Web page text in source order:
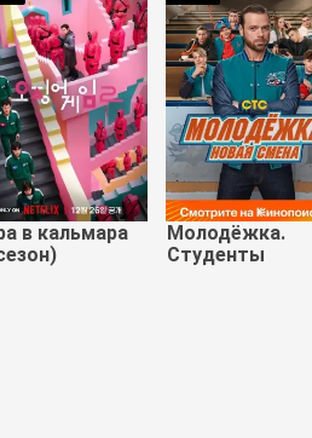
псы Большая буква Р
в кальмара
Молодёжка.
Студенты